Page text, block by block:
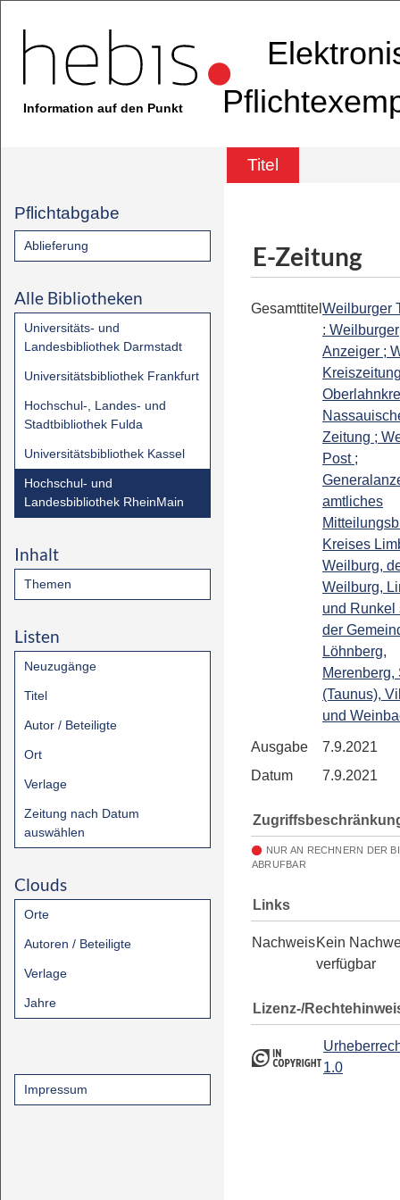
Information auf den Punkt
Titel
Pflichtabgabe
Ablieferung
Alle Bibliotheken
Universitäts- und
Landesbibliothek Darmstadt
Universitätsbibliothek Frankfurt
Hochschul-, Landes- und
Stadtbibliothek Fulda
Universitätsbibliothek Kassel
Hochschul- und
Landesbibliothek RheinMain
Inhalt
Themen
Listen
Neuzugänge
Titel
Autor / Beteiligte
Ort
Verlage
Zeitung nach Datum
auswählen
Clouds
Orte
Autoren / Beteiligte
Verlage
Jahre
Impressum
E-Zeitung
Gesamttitel Weilburger
: Weilburger
Anzeiger ;
Zeitung ;
Post ;
amtliches
Kreises
Weilburg,
Weilburg,
und Runkel
der
Löhnberg,
Merenberg,
(Taunus),
und
Ausgabe
7.9.2021
Datum
7.9.2021
NUR AN RECHNERN DER
ABRUFBAR
Links
NachweisKein
verfügbar
Lizenz-/
1.0